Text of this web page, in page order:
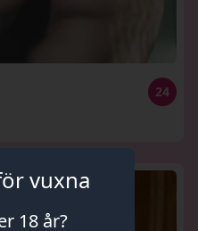
24
vuxna
18 år?